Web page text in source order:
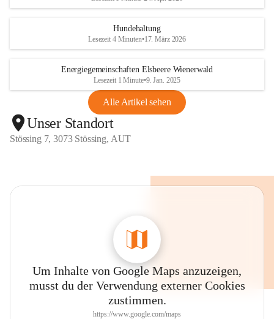
Hundehaltung
Lesezeit 4 Minuten•17. März 2026
Energiegemeinschaften Elsbeere Wienerwald
Lesezeit 1 Minute•9. Jan. 2025
Alle Artikel sehen
Unser Standort
Stössing 7, 3073 Stössing, AUT
Um Inhalte von Google Maps anzuzeigen,
musst du der Verwendung externer Cookies
zustimmen.
https://www.google.com/maps